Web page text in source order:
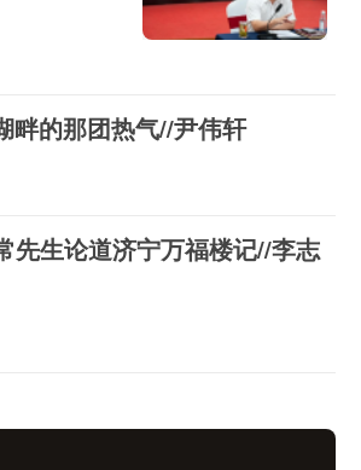
畔的那团热气//尹伟轩
生论道济宁万福楼记//李志